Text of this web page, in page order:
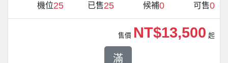
機位25 已售25 候補0 可售0
售價 NT$13,500 起
滿